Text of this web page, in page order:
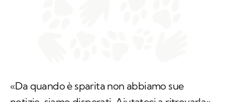
«Da quando è sparita non abbiamo sue